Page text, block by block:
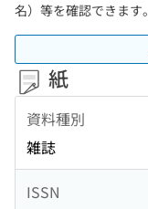
名）等を確認できます。
紙
資料種別
雑誌
ISSN